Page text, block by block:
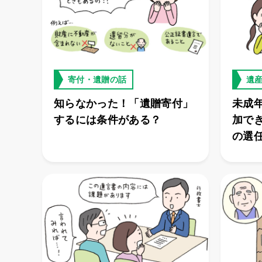
寄付・遺贈の話
知らなかった！「遺贈寄付」
するには条件がある？
遺
未成
加で
の選